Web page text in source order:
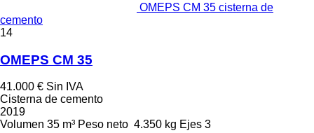
OMEPS CM 35 cisterna de
cemento
14
OMEPS CM 35
41.000 € Sin IVA
Cisterna de cemento
2019
Volumen 35 m³ Peso neto 4.350 kg Ejes 3